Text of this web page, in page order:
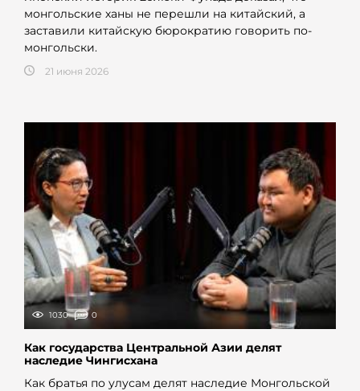
монгольские ханы не перешли на китайский, а
заставили китайскую бюрократию говорить по-
монгольски.
21 июня 2026
1030 0
Как государства Центральной Азии делят
наследие Чингисхана
Как братья по улусам делят наследие Монгольской